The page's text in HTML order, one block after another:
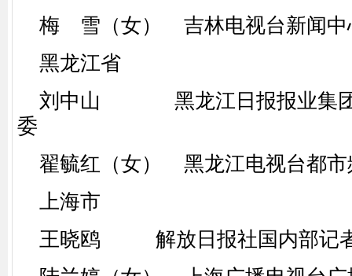
梅 雪（女） 吉林电视台新闻中
黑龙江省
刘中山 黑龙江日报报业集团
委
翟毓红（女） 黑龙江电视台都市
上海市
王晓鸥 解放日报社国内部记